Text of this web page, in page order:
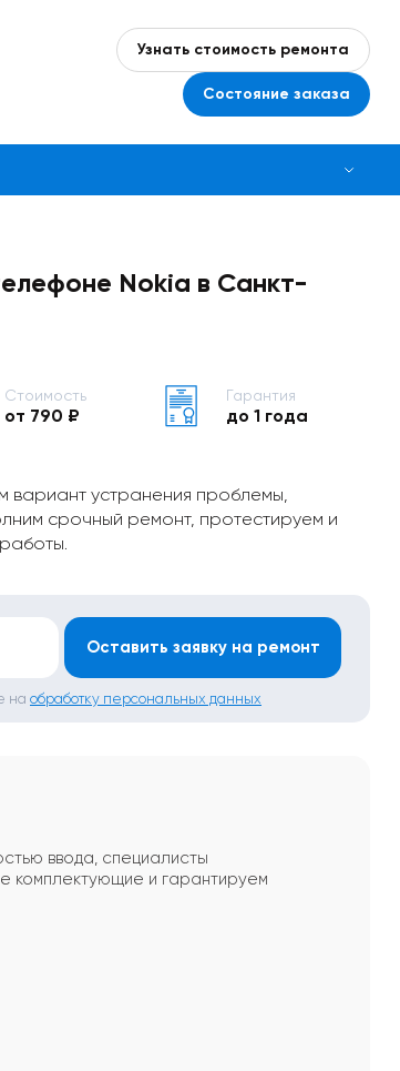
Узнать стоимость ремонта
Состояние заказа
Nokia в Санкт-
Стоимость
от 790 ₽
Гарантия
до 1 года
вариант устранения проблемы,
срочный ремонт, протестируем и
Оставить заявку на ремонт
на обработку персональных данных
ввода, специалисты
комплектующие и гарантируем